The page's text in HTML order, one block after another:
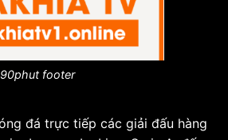
footer
đá trực tiếp các giải đấu hàng